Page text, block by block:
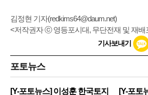
김정현 기자(redkims64@daum.net)
<저작권자 ⓒ 영등포시대, 무단전재 및 재배
기사보내기
포토뉴스
[Y-포토뉴스] 이성훈 한국토지 [Y-포토